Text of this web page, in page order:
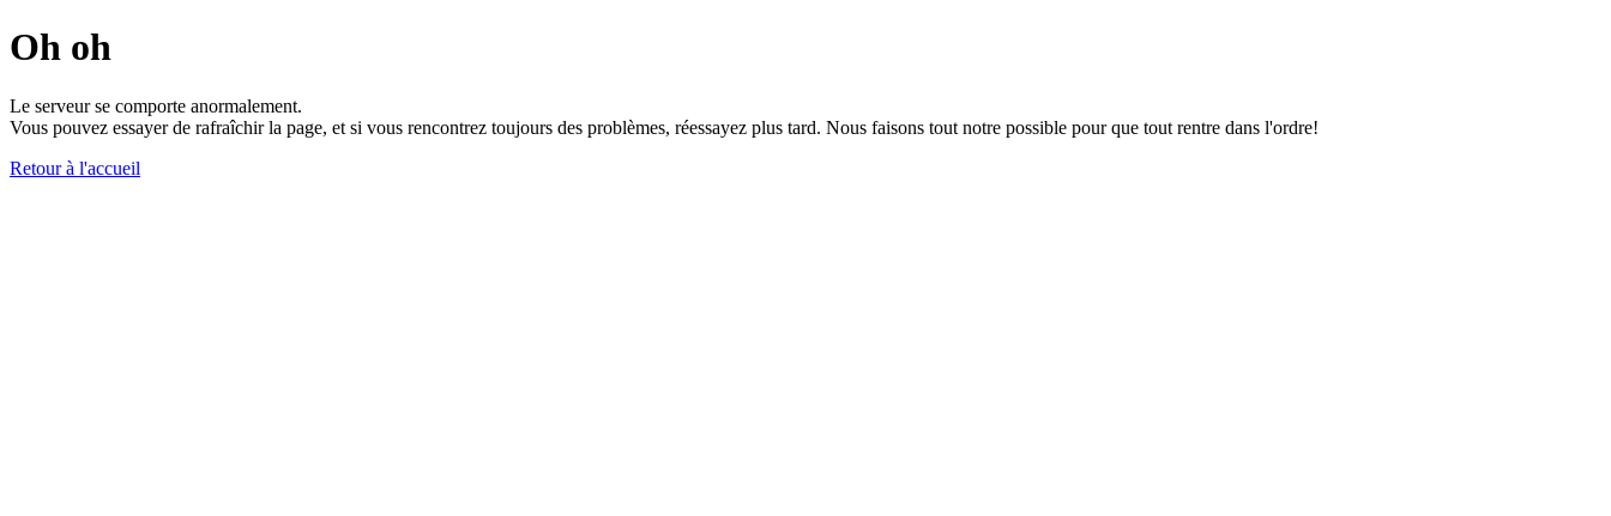
Oh oh
Le serveur se comporte anormalement.
Vous pouvez essayer de rafraîchir la page, et si vous rencontrez toujours des problèmes, réessayez plus tard. Nous faisons tout notre possible pour que tout rentre dans l'ordre!
Retour à l'accueil